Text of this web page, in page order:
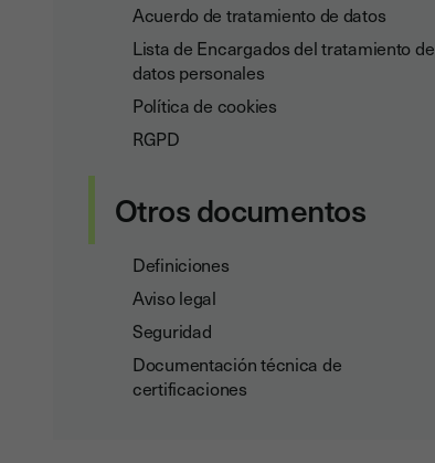
Acuerdo de tratamiento de datos
Lista de Encargados del tratamiento de
datos personales
Política de cookies
RGPD
Otros documentos
Definiciones
Aviso legal
Seguridad
Documentación técnica de
certificaciones